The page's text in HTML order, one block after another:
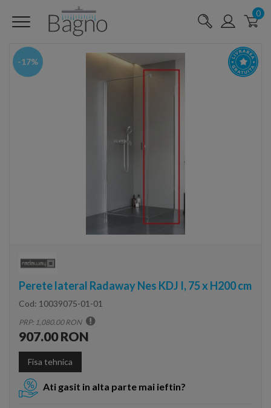
0
-17%
Perete lateral Radaway Nes KDJ I, 75 x H200 cm
Cod: 10039075-01-01
PRP: 1,080.00 RON
907.00 RON
Fisa tehnica
Ati gasit in alta parte mai ieftin?